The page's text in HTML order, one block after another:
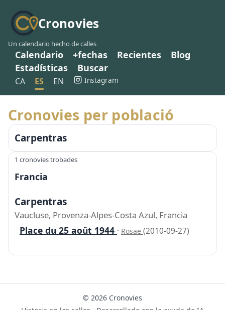
Cronovies
Un calendario hecho de calles
Calendario +fechas Recientes
Blog
Estadísticas
Buscar
CA ES EN Instagram
Cronovies per població
Carpentras
1 cronovies trobades
Francia
Carpentras
Vaucluse, Provenza-Alpes-Costa Azul, Francia
Place du 25 août 1944 · Rosae (2010-09-27)
© 2026 Cronovies